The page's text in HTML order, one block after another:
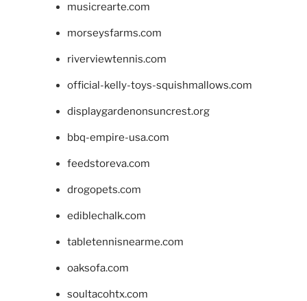
musicrearte.com
morseysfarms.com
riverviewtennis.com
official-kelly-toys-squishmallows.com
displaygardenonsuncrest.org
bbq-empire-usa.com
feedstoreva.com
drogopets.com
ediblechalk.com
tabletennisnearme.com
oaksofa.com
soultacohtx.com